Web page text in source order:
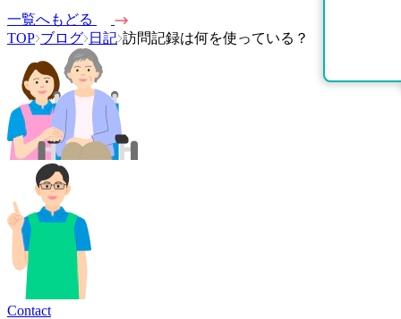
一覧へもどる
TOP ブログ 日記 訪問記録は何を使っている？
Contact